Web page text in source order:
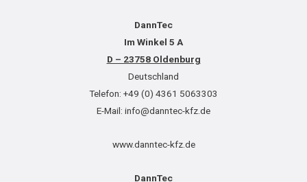
DannTec
Im Winkel 5 A
D – 23758 Oldenburg
Deutschland
Telefon: +49 (0) 4361 5063303
E-Mail: info@danntec-kfz.de
www.danntec-kfz.de
DannTec